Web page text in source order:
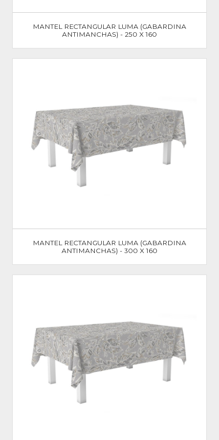
MANTEL RECTANGULAR LUMA (GABARDINA
ANTIMANCHAS) - 250 X 160
MANTEL RECTANGULAR LUMA (GABARDINA
ANTIMANCHAS) - 300 X 160